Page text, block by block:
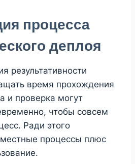
процесса
деплоя
результативности
время прохождения
и проверка могут
чтобы совсем
Ради этого
процессы плюс